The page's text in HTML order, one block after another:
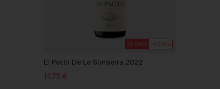
X6 PACK 14,01€/u
El Pacto De La Sonsierra 2022
14,75 €